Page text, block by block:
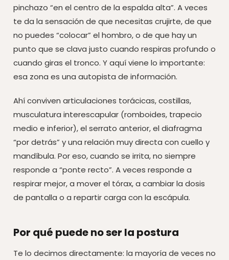
pinchazo “en el centro de la espalda alta”. A veces
te da la sensación de que necesitas crujirte, de que
no puedes “colocar” el hombro, o de que hay un
punto que se clava justo cuando respiras profundo o
cuando giras el tronco. Y aquí viene lo importante:
esa zona es una autopista de información.
Ahí conviven articulaciones torácicas, costillas,
musculatura interescapular (romboides, trapecio
medio e inferior), el serrato anterior, el diafragma
“por detrás” y una relación muy directa con cuello y
mandíbula. Por eso, cuando se irrita, no siempre
responde a “ponte recto”. A veces responde a
respirar mejor, a mover el tórax, a cambiar la dosis
de pantalla o a repartir carga con la escápula.
Por qué puede no ser la postura
Te lo decimos directamente: la mayoría de veces no